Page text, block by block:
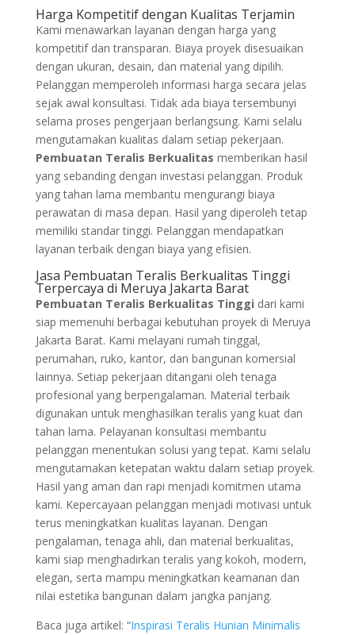
Harga Kompetitif dengan Kualitas Terjamin
Kami menawarkan layanan dengan harga yang
kompetitif dan transparan. Biaya proyek disesuaikan
dengan ukuran, desain, dan material yang dipilih.
Pelanggan memperoleh informasi harga secara jelas
sejak awal konsultasi. Tidak ada biaya tersembunyi
selama proses pengerjaan berlangsung. Kami selalu
mengutamakan kualitas dalam setiap pekerjaan.
Pembuatan Teralis Berkualitas memberikan hasil
yang sebanding dengan investasi pelanggan. Produk
yang tahan lama membantu mengurangi biaya
perawatan di masa depan. Hasil yang diperoleh tetap
memiliki standar tinggi. Pelanggan mendapatkan
layanan terbaik dengan biaya yang efisien.
Jasa Pembuatan Teralis Berkualitas Tinggi
Terpercaya di Meruya Jakarta Barat
Pembuatan Teralis Berkualitas Tinggi dari kami
siap memenuhi berbagai kebutuhan proyek di Meruya
Jakarta Barat. Kami melayani rumah tinggal,
perumahan, ruko, kantor, dan bangunan komersial
lainnya. Setiap pekerjaan ditangani oleh tenaga
profesional yang berpengalaman. Material terbaik
digunakan untuk menghasilkan teralis yang kuat dan
tahan lama. Pelayanan konsultasi membantu
pelanggan menentukan solusi yang tepat. Kami selalu
mengutamakan ketepatan waktu dalam setiap proyek.
Hasil yang aman dan rapi menjadi komitmen utama
kami. Kepercayaan pelanggan menjadi motivasi untuk
terus meningkatkan kualitas layanan. Dengan
pengalaman, tenaga ahli, dan material berkualitas,
kami siap menghadirkan teralis yang kokoh, modern,
elegan, serta mampu meningkatkan keamanan dan
nilai estetika bangunan dalam jangka panjang.
Baca juga artikel: “Inspirasi Teralis Hunian Minimalis